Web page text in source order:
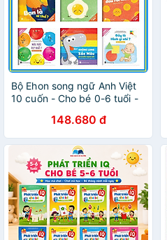
Bộ Ehon song ngữ Anh Việt
10 cuốn - Cho bé 0-6 tuổi -
148.680 đ